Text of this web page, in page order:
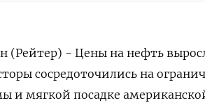
(Рейтер) - Цены на нефть
сосредоточились на
и мягкой посадке